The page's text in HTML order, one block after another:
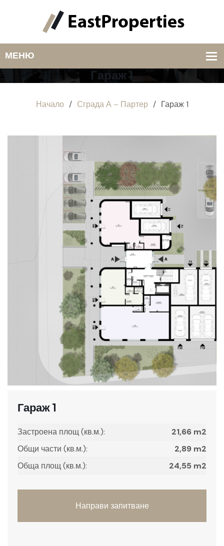
Гараж 1
Начало / Сграда А – Партер / Гараж 1
Гараж 1
Застроена площ (кв.м.):
21,66 m2
Общи части (кв.м.):
2,89 m2
Обща площ (кв.м.):
24,55 m2
Направи запитване